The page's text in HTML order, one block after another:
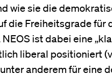
wie sie die
die Freiheitsgrade für
ist dabei eine
liberal positioniert
anderem für eine